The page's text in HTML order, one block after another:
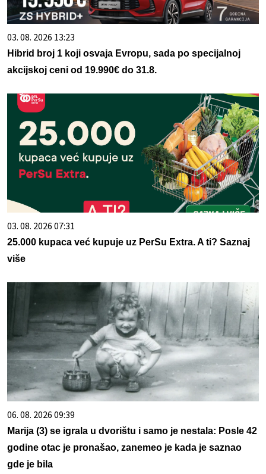
03. 08. 2026 13:23
Hibrid broj 1 koji osvaja Evropu, sada po specijalnoj
akcijskoj ceni od 19.990€ do 31.8.
03. 08. 2026 07:31
25.000 kupaca već kupuje uz PerSu Extra. A ti? Saznaj
više
06. 08. 2026 09:39
Marija (3) se igrala u dvorištu i samo je nestala: Posle 42
godine otac je pronašao, zanemeo je kada je saznao
gde je bila